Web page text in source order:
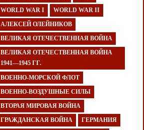
WORLD WAR I WORLD WAR II
АЛЕКСЕЙ ОЛЕЙНИКОВ
ВЕЛИКАЯ ОТЕЧЕСТВЕННАЯ ВОЙНА
ВЕЛИКАЯ ОТЕЧЕСТВЕННАЯ ВОЙНА
1941—1945 ГГ.
ВОЕННО-МОРСКОЙ ФЛОТ
ВОЕННО-ВОЗДУШНЫЕ СИЛЫ
ВТОРАЯ МИРОВАЯ ВОЙНА
ГРАЖДАНСКАЯ ВОЙНА ГЕРМАНИЯ